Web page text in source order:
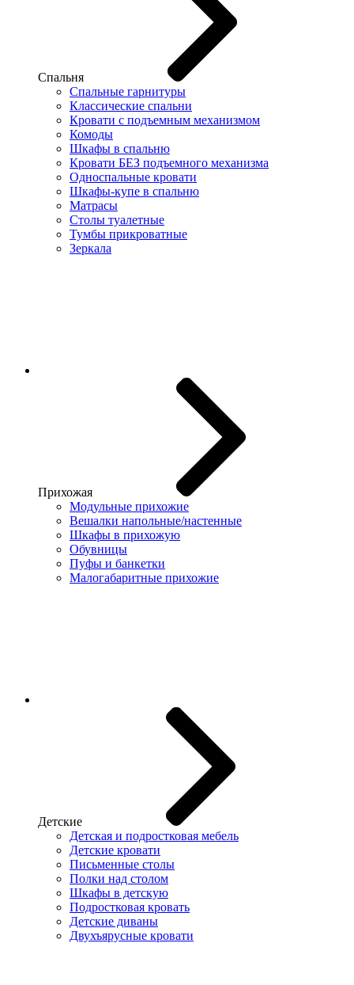
Спальня
Спальные гарнитуры
Классические спальни
Кровати с подъемным механизмом
Комоды
Шкафы в спальню
Кровати БЕЗ подъемного механизма
Односпальные кровати
Шкафы-купе в спальню
Матрасы
Столы туалетные
Тумбы прикроватные
Зеркала
Прихожая
Модульные прихожие
Вешалки напольные/настенные
Шкафы в прихожую
Обувницы
Пуфы и банкетки
Малогабаритные прихожие
Детские
Детская и подростковая мебель
Детские кровати
Письменные столы
Полки над столом
Шкафы в детскую
Подростковая кровать
Детские диваны
Двухъярусные кровати